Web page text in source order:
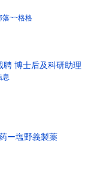
落~~格格
博士后及科研助理
息
ー塩野義製薬